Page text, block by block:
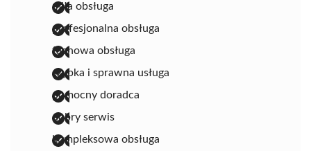
miła obsługa
profesjonalna obsługa
fachowa obsługa
szybka i sprawna usługa
pomocny doradca
dobry serwis
kompleksowa obsługa